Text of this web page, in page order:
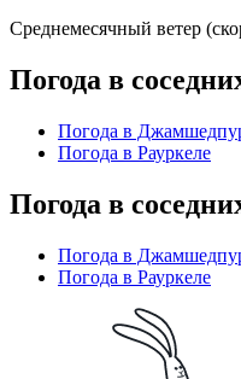
Среднемесячный ветер
Погода в
Погода в
Погода в Рауркеле
Погода в
Погода в
Погода в Рауркеле